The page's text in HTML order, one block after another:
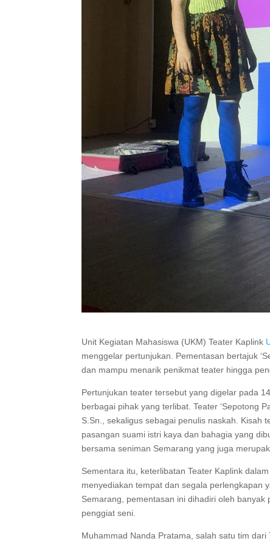
Unit Kegiatan Mahasiswa (UKM) Teater Kaplink
menggelar pertunjukan. Pementasan bertajuk
dan mampu menarik penikmat teater hingga
Pertunjukan teater tersebut yang digelar pada
berbagai pihak yang terlibat. Teater ‘Sepotong
S.Sn., sekaligus sebagai penulis naskah. Kisah
pasangan suami istri kaya dan bahagia yang
bersama seniman Semarang yang juga
Sementara itu, keterlibatan Teater Kaplink
menyediakan tempat dan segala perlengkapan
Semarang, pementasan ini dihadiri oleh
penggiat seni.
Muhammad Nanda Pratama, salah satu tim